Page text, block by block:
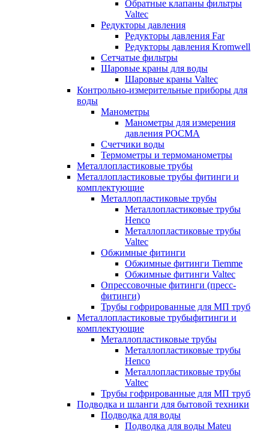
Обратные клапаны фильтры
Valtec
Редукторы давления
Редукторы давления Far
Редукторы давления Kromwell
Сетчатые фильтры
Шаровые краны для воды
Шаровые краны Valtec
Контрольно-измерительные приборы для
воды
Манометры
Манометры для измерения
давления РОСМА
Счетчики воды
Термометры и термоманометры
Металлопластиковые трубы
Металлопластиковые трубы фитинги и
комплектующие
Металлопластиковые трубы
Металлопластиковые трубы
Henco
Металлопластиковые трубы
Valtec
Обжимные фитинги
Обжимные фитинги Tiemme
Обжимные фитинги Valtec
Опрессовочные фитинги (пресс-
фитинги)
Трубы гофрированные для МП труб
Металлопластиковые трубыфитинги и
комплектующие
Металлопластиковые трубы
Металлопластиковые трубы
Henco
Металлопластиковые трубы
Valtec
Трубы гофрированные для МП труб
Подводка и шланги для бытовой техники
Подводка для воды
Подводка для воды Mateu